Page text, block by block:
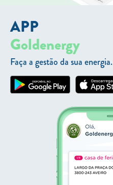
APP
Goldenergy
Faça a gestão da sua energia.